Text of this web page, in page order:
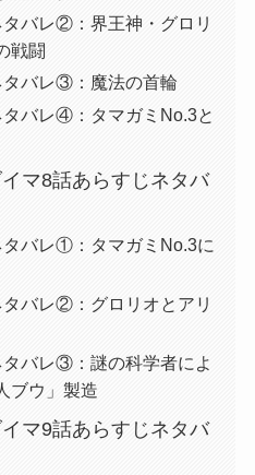
バレ②：界王神・グロリ
戦闘
タバレ③：魔法の首輪
バレ④：タマガミNo.3と
マ8話あらすじネタバ
バレ①：タマガミNo.3に
バレ②：グロリオとアリ
バレ③：謎の科学者によ
ブウ」製造
マ9話あらすじネタバ